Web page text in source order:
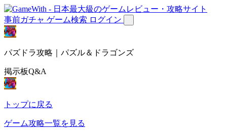
事前ガチャ ゲーム検索 ログイン
パズドラ攻略｜パズル＆ドラゴンズ
掲示板Q&A
トップに戻る
ゲーム攻略一覧を見る